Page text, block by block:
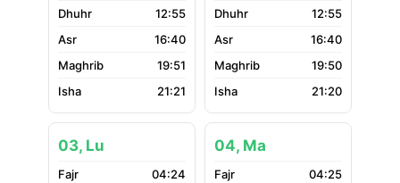
12:55
16:40
19:51
21:21
12:55
16:40
19:50
21:20
03, Lu
04:24
04, Ma
04:25